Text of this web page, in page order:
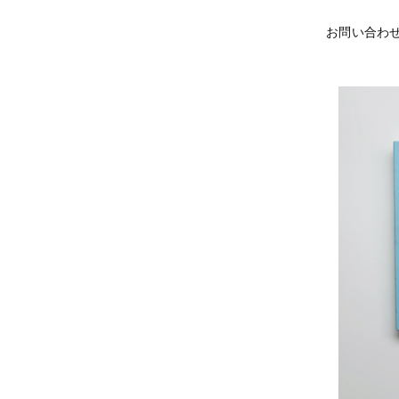
お問い合わ